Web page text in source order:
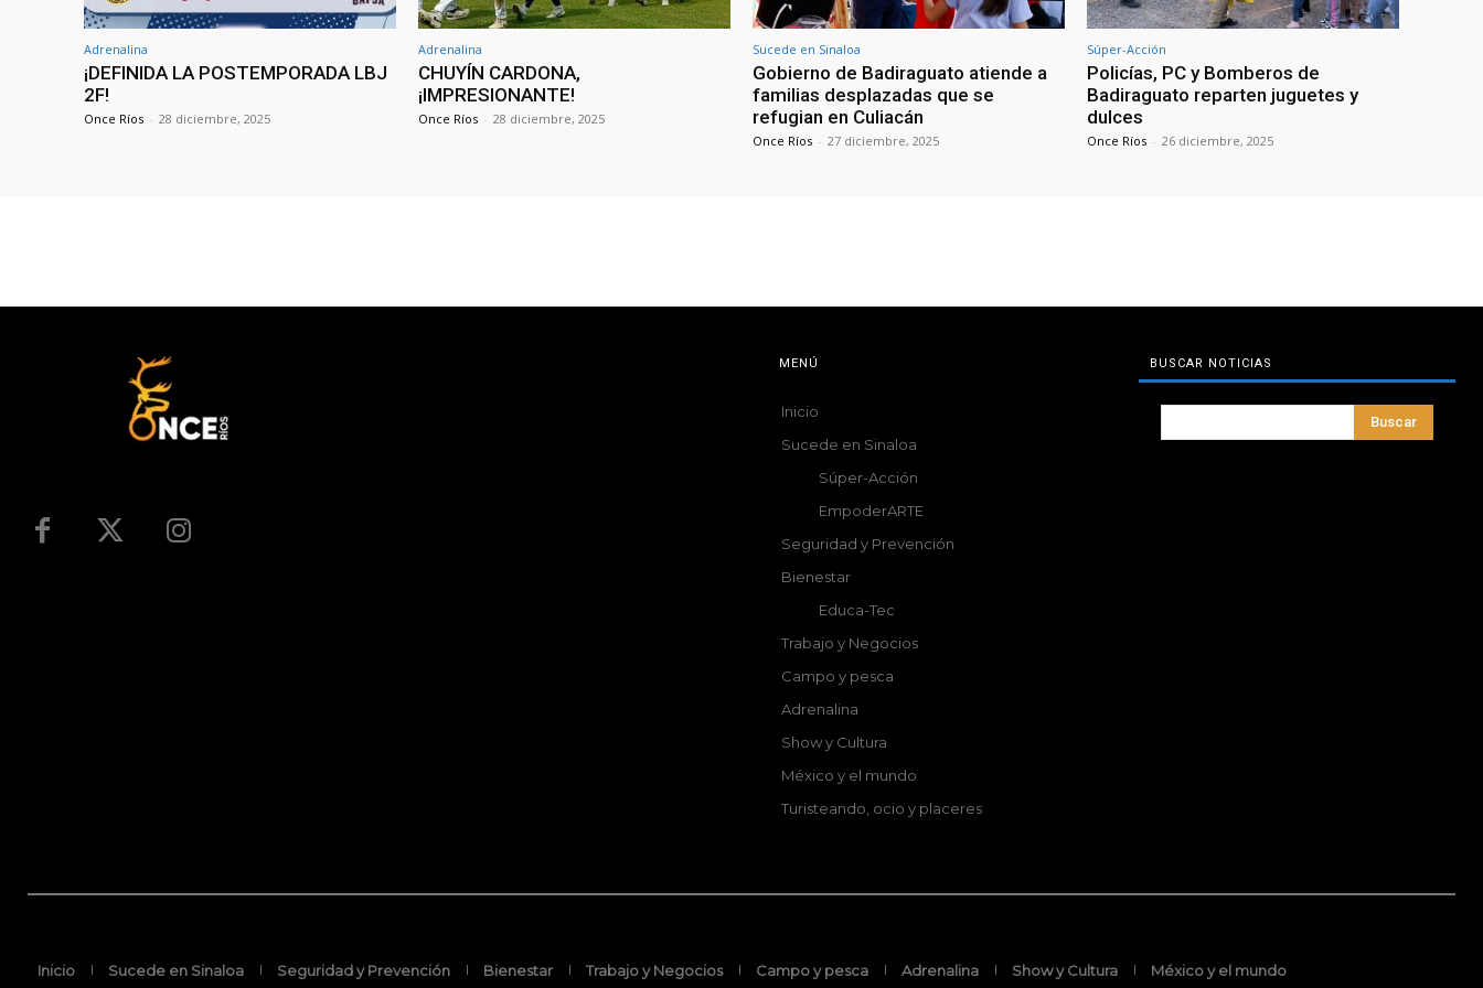
Adrenalina
¡DEFINIDA LA POSTEMPORADA LBJ
2F!
Once Ríos - 28 diciembre, 2025
Adrenalina
CHUYÍN CARDONA,
¡IMPRESIONANTE!
Once Ríos - 28 diciembre, 2025
Sucede en Sinaloa
Gobierno de Badiraguato atiende a
familias desplazadas que se
refugian en Culiacán
Once Ríos - 27 diciembre, 2025
Súper-Acción
Policías, PC y Bomberos de
Badiraguato reparten juguetes y
dulces
Once Ríos - 26 diciembre, 2025
MENÚ
Inicio
Sucede en Sinaloa
Súper-Acción
EmpoderARTE
Seguridad y Prevención
Bienestar
Educa-Tec
Trabajo y Negocios
Campo y pesca
Adrenalina
Show y Cultura
México y el mundo
Turisteando, ocio y placeres
BUSCAR NOTICIAS
Buscar
Inicio Sucede en Sinaloa Seguridad y Prevención Bienestar Trabajo y Negocios Campo y pesca Adrenalina Show y Cultura México y el mundo